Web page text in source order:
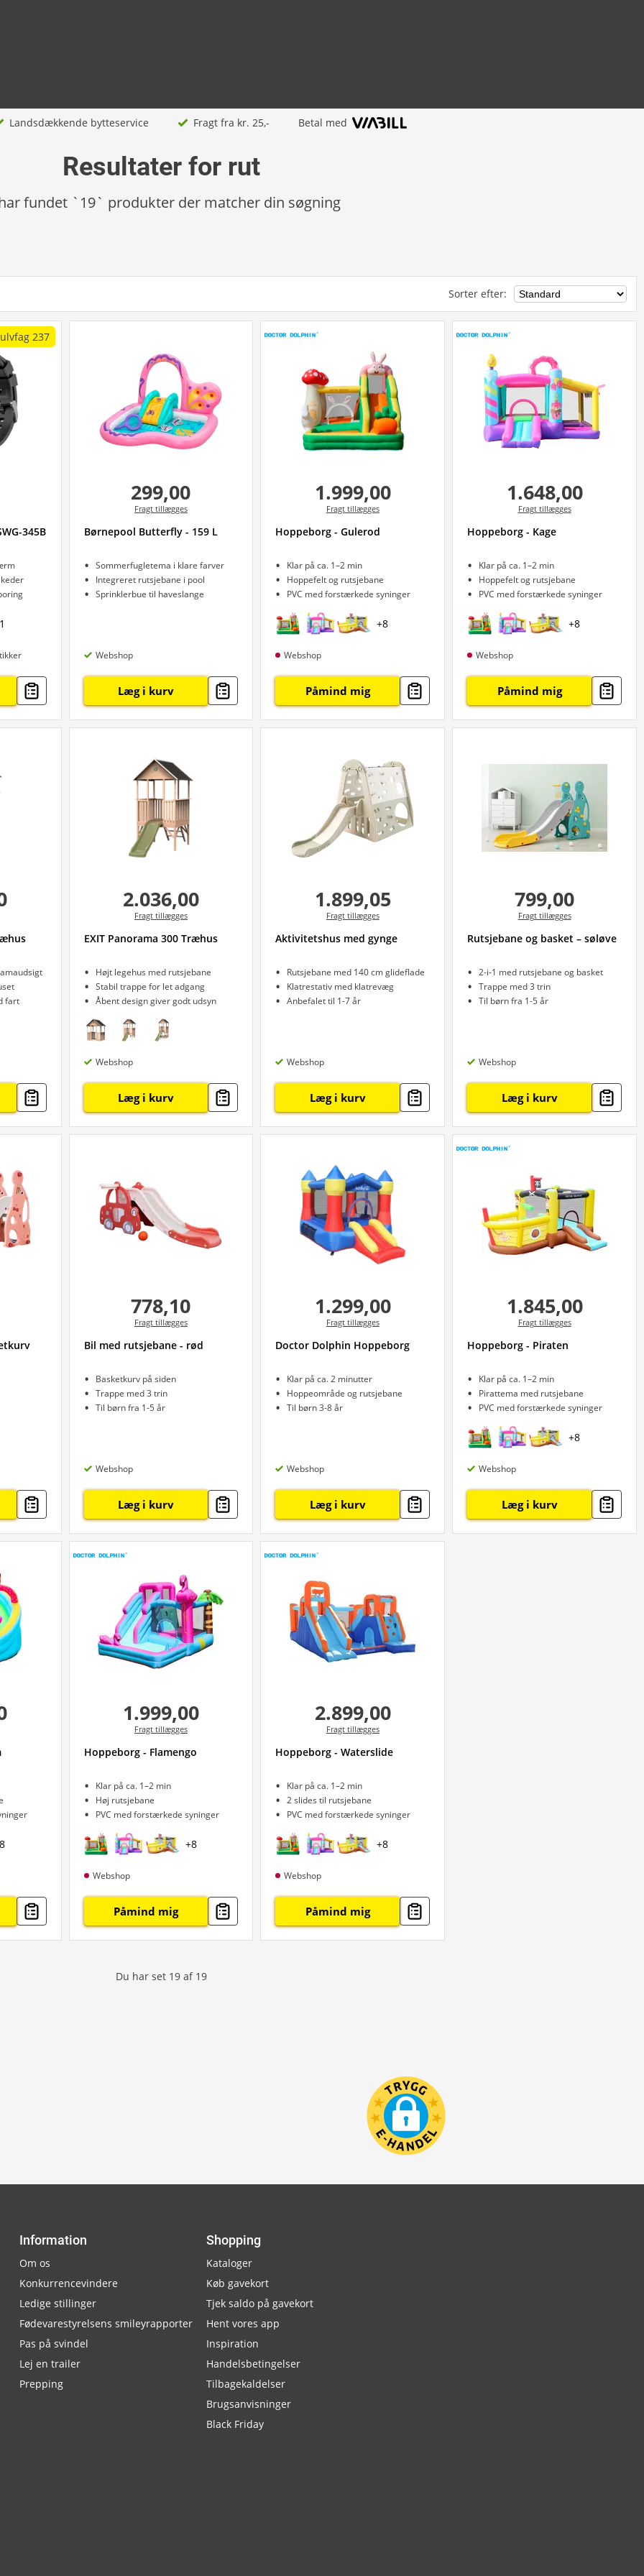
Landsdækkende bytteservice Fragt fra kr. 25,- Betal med
Resultater for rut
fundet `19` produkter der matcher din søgning
Sorter efter:
237
345B
299,00
Fragt tillægges
Børnepool Butterfly - 159 L
Sommerfugletema i klare farver
Integreret rutsjebane i pool
Sprinklerbue til haveslange
Webshop
Læg i kurv
1.999,00
Fragt tillægges
Hoppeborg - Gulerod
Klar på ca. 1–2 min
Hoppefelt og rutsjebane
PVC med forstærkede syninger
+8
Webshop
Påmind mig
1.648,00
Fragt tillægges
Hoppeborg - Kage
Klar på ca. 1–2 min
Hoppefelt og rutsjebane
PVC med forstærkede syninger
+8
Webshop
Påmind mig
fart
2.036,00
Fragt tillægges
EXIT Panorama 300 Træhus
Højt legehus med rutsjebane
Stabil trappe for let adgang
Åbent design giver godt udsyn
Webshop
Læg i kurv
1.899,05
Fragt tillægges
Aktivitetshus med gynge
Rutsjebane med 140 cm glideflade
Klatrestativ med klatrevæg
Anbefalet til 1-7 år
Webshop
Læg i kurv
799,00
Fragt tillægges
Rutsjebane og basket – søløve
2-i-1 med rutsjebane og basket
Trappe med 3 trin
Til børn fra 1-5 år
Webshop
Læg i kurv
778,10
Fragt tillægges
Bil med rutsjebane - rød
Basketkurv på siden
Trappe med 3 trin
Til børn fra 1-5 år
Webshop
Læg i kurv
1.299,00
Fragt tillægges
Doctor Dolphin Hoppeborg
Klar på ca. 2 minutter
Hoppeområde og rutsjebane
Til børn 3-8 år
Webshop
Læg i kurv
1.845,00
Fragt tillægges
Hoppeborg - Piraten
Klar på ca. 1–2 min
Pirattema med rutsjebane
PVC med forstærkede syninger
+8
Webshop
Læg i kurv
1.999,00
Fragt tillægges
Hoppeborg - Flamengo
Klar på ca. 1–2 min
Høj rutsjebane
PVC med forstærkede syninger
+8
Webshop
Påmind mig
2.899,00
Fragt tillægges
Hoppeborg - Waterslide
Klar på ca. 1–2 min
2 slides til rutsjebane
PVC med forstærkede syninger
+8
Webshop
Påmind mig
Du har set 19 af 19
Information
Om os
Konkurrencevindere
Ledige stillinger
Fødevarestyrelsens smileyrapporter
Pas på svindel
Lej en trailer
Prepping
Shopping
Kataloger
Køb gavekort
Tjek saldo på gavekort
Hent vores app
Inspiration
Handelsbetingelser
Tilbagekaldelser
Brugsanvisninger
Black Friday